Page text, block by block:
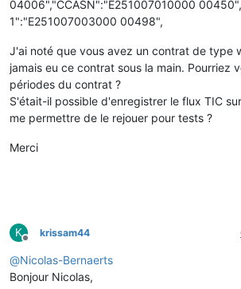
04006","CCASN":"E251007010000
1":"E251007003000 00498",
J'ai noté que vous avez un contrat de type
jamais eu ce contrat sous la main. Pourriez
périodes du contrat ?
S'était-il possible d'enregistrer le flux TIC
me permettre de le rejouer pour tests ?
Merci
K
Offline
krissam44
@Nicolas-Bernaerts
Bonjour Nicolas,